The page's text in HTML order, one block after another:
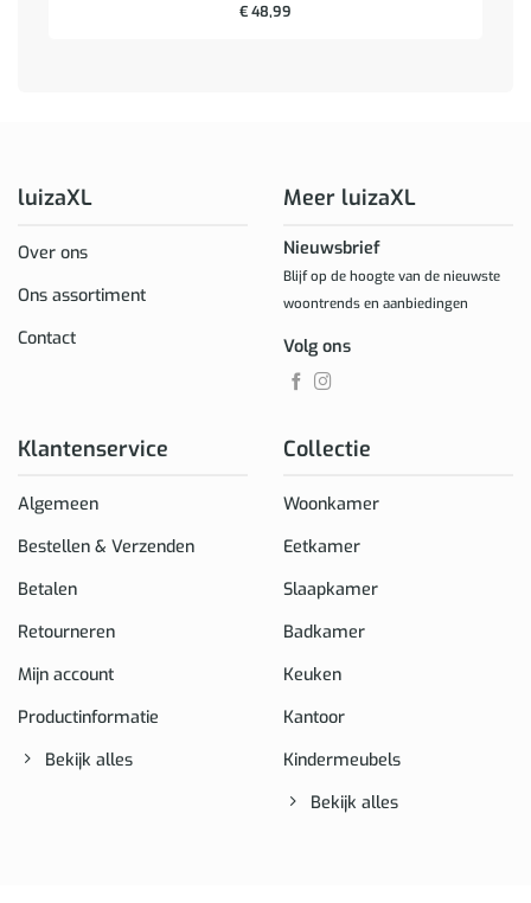
€48,99
luizaXL
Over ons
Ons assortiment
Contact
Klantenservice
Algemeen
Bestellen & Verzenden
Betalen
Retourneren
Mijn account
Productinformatie
Bekijk alles
Collectie
Woonkamer
Eetkamer
Slaapkamer
Badkamer
Keuken
Kantoor
Kindermeubels
Bekijk alles
Meer luizaXL
Nieuwsbrief
Blijf op de hoogte van de nieuwste
woontrends en aanbiedingen
Volg ons